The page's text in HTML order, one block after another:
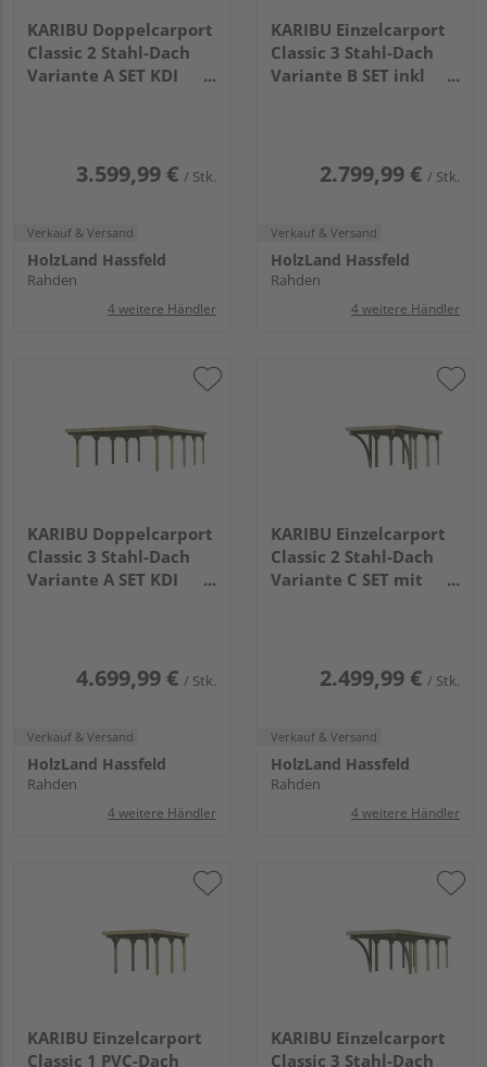
KARIBU Doppelcarport
Classic 2 Stahl-Dach
Variante A SET KDI
3.599,99 € / Stk.
Verkauf & Versand
HolzLand Hassfeld
Rahden
4 weitere Händler
KARIBU Einzelcarport
Classic 3 Stahl-Dach
Variante B SET inkl
2.799,99 € / Stk.
Verkauf & Versand
HolzLand Hassfeld
Rahden
4 weitere Händler
KARIBU Doppelcarport
Classic 3 Stahl-Dach
Variante A SET KDI
4.699,99 € / Stk.
Verkauf & Versand
HolzLand Hassfeld
Rahden
4 weitere Händler
KARIBU Einzelcarport
Classic 2 Stahl-Dach
Variante C SET mit
2.499,99 € / Stk.
Verkauf & Versand
HolzLand Hassfeld
Rahden
4 weitere Händler
KARIBU Einzelcarport
Classic 1 PVC-Dach
KARIBU Einzelcarport
Classic 3 Stahl-Dach